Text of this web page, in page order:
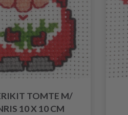
TOMTE M/
10 X 10 CM